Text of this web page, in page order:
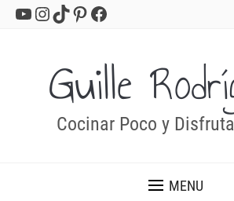
YouTube
Instagram
TikTok
Pinterest
Facebook
Guille
Cocinar Poco y
MENU